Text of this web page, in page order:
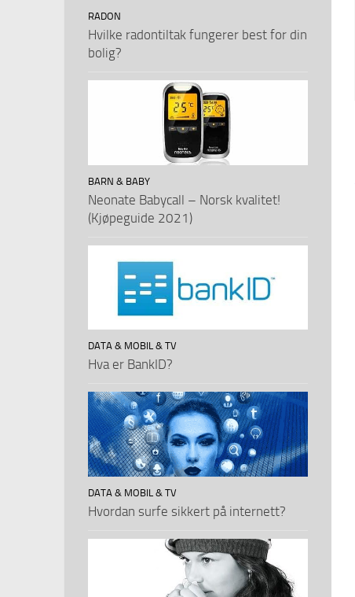
RADON
Hvilke radontiltak fungerer best for din
bolig?
BARN & BABY
Neonate Babycall – Norsk kvalitet!
(Kjøpeguide 2021)
DATA & MOBIL & TV
Hva er BankID?
DATA & MOBIL & TV
Hvordan surfe sikkert på internett?